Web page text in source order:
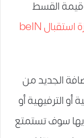
وقيمة القسط
أنواع أجهزة استقبال beIN
الجديد من
أو الترفيهية أو
سوف تستمتع